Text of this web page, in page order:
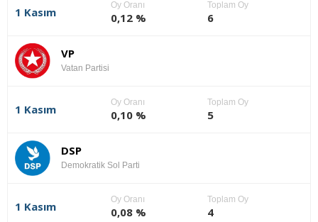
1 Kasım
Oy Oranı
0,12 %
Toplam Oy
6
VP
Vatan Partisi
1 Kasım
Oy Oranı
0,10 %
Toplam Oy
5
DSP
Demokratik Sol Parti
1 Kasım
Oy Oranı
0,08 %
Toplam Oy
4